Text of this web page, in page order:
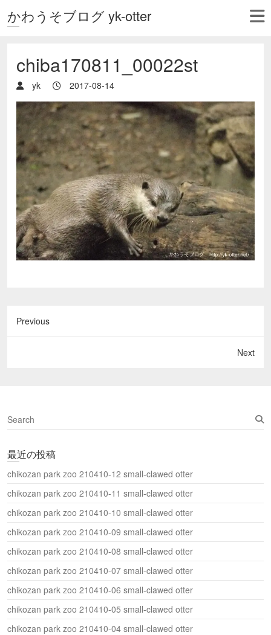
かわうそブログ yk-otter
chiba170811_00022st
yk 2017-08-14
Previous
Next
S
e
r
h
最近の投稿
chikozan park zoo 210410-12 small-clawed otter
chikozan park zoo 210410-11 small-clawed otter
chikozan park zoo 210410-10 small-clawed otter
chikozan park zoo 210410-09 small-clawed otter
chikozan park zoo 210410-08 small-clawed otter
chikozan park zoo 210410-07 small-clawed otter
chikozan park zoo 210410-06 small-clawed otter
chikozan park zoo 210410-05 small-clawed otter
chikozan park zoo 210410-04 small-clawed otter